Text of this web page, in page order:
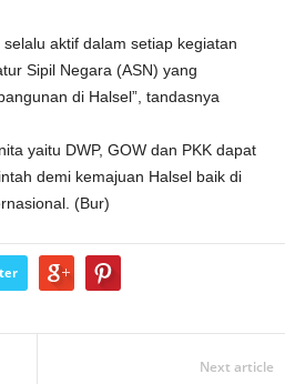
aktif dalam setiap kegiatan
Sipil Negara (ASN) yang
di Halsel”, tandasnya
yaitu DWP, GOW dan PKK dapat
demi kemajuan Halsel baik di
(Bur)
Next article